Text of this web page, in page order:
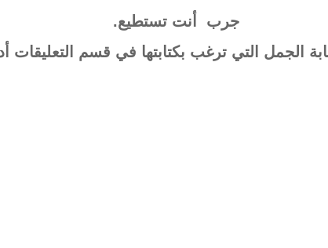
جرب أنت تستطيع.
الجمل التي ترغب بكتابتها في قسم التعليقات